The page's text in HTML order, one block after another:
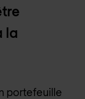
la
portefeuille